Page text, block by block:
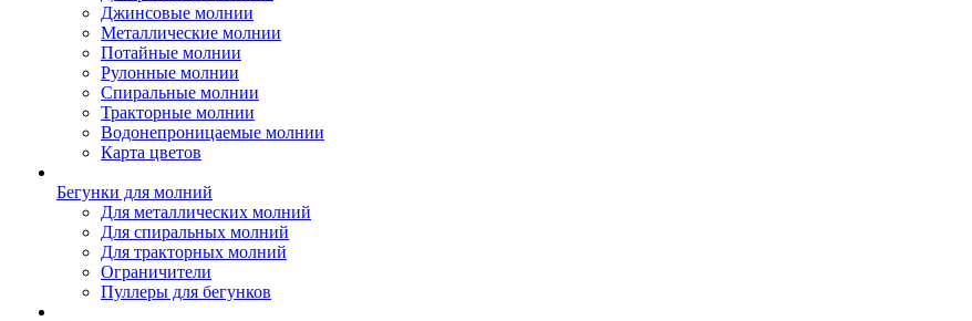
Джинсовые молнии
Металлические молнии
Потайные молнии
Рулонные молнии
Спиральные молнии
Тракторные молнии
Водонепроницаемые молнии
Карта цветов
Бегунки для молний
Для металлических молний
Для спиральных молний
Для тракторных молний
Ограничители
Пуллеры для бегунков